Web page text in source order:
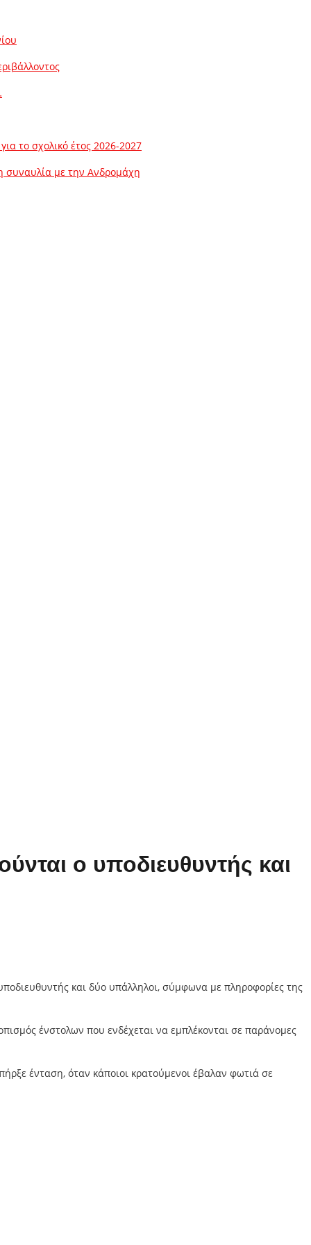
το σχολικό έτος 2026-2027
συναυλία με την Ανδρομάχη
ο υποδιευθυντής και
και δύο υπάλληλοι, σύμφωνα με πληροφορίες της
ένστολων που ενδέχεται να εμπλέκονται σε παράνομες
ένταση, όταν κάποιοι κρατούμενοι έβαλαν φωτιά σε